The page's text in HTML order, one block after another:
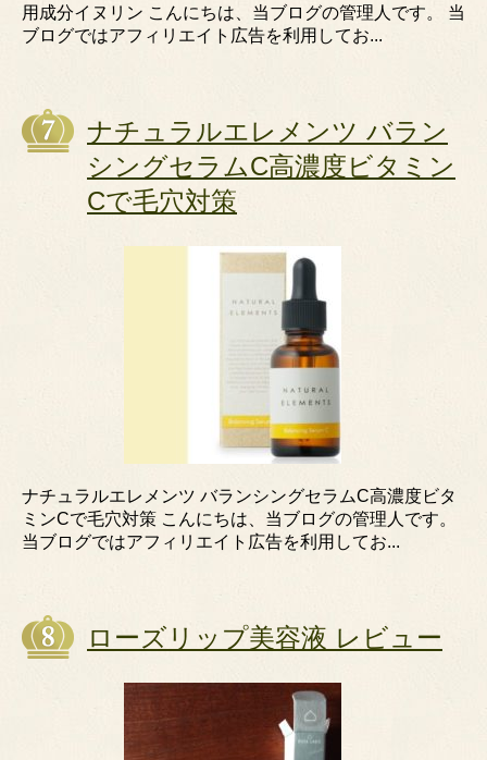
用成分イヌリン こんにちは、当ブログの管理人です。 当
ブログではアフィリエイト広告を利用してお...
ナチュラルエレメンツ バラン
シングセラムC高濃度ビタミン
Cで毛穴対策
ナチュラルエレメンツ バランシングセラムC高濃度ビタ
ミンCで毛穴対策 こんにちは、当ブログの管理人です。
当ブログではアフィリエイト広告を利用してお...
ローズリップ美容液 レビュー